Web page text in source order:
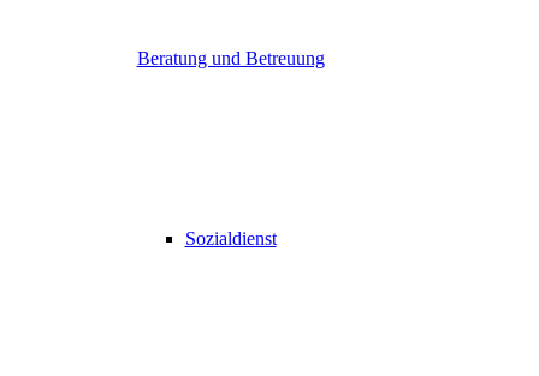
Beratung und Betreuung
Sozialdienst